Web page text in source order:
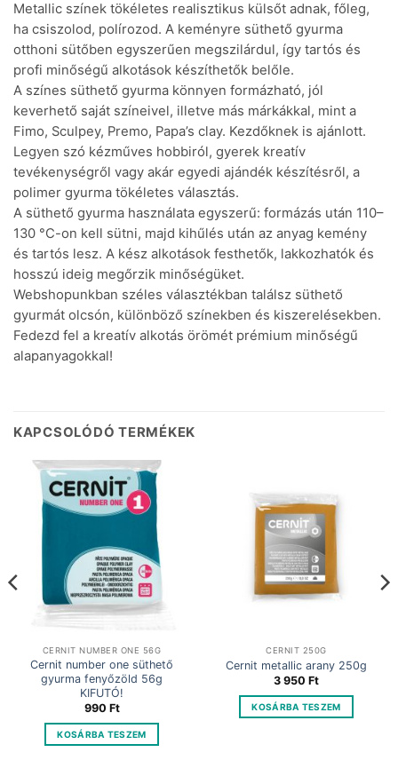
Metallic színek tökéletes realisztikus külsőt adnak, főleg,
ha csiszolod, polírozod. A keményre süthető gyurma
otthoni sütőben egyszerűen megszilárdul, így tartós és
profi minőségű alkotások készíthetők belőle.
A színes süthető gyurma könnyen formázható, jól
keverhető saját színeivel, illetve más márkákkal, mint a
Fimo, Sculpey, Premo, Papa’s clay. Kezdőknek is ajánlott.
Legyen szó kézműves hobbiról, gyerek kreatív
tevékenységről vagy akár egyedi ajándék készítésről, a
polimer gyurma tökéletes választás.
A süthető gyurma használata egyszerű: formázás után 110–
130 °C-on kell sütni, majd kihűlés után az anyag kemény
és tartós lesz. A kész alkotások festhetők, lakkozhatók és
hosszú ideig megőrzik minőségüket.
Webshopunkban széles választékban találsz süthető
gyurmát olcsón, különböző színekben és kiszerelésekben.
Fedezd fel a kreatív alkotás örömét prémium minőségű
alapanyagokkal!
KAPCSOLÓDÓ TERMÉKEK
CERNIT NUMBER ONE 56G
Cernit number one süthető
gyurma fenyőzöld 56g
KIFUTÓ!
990 Ft
KOSÁRBA TESZEM
CERNIT 250G
Cernit metallic arany 250g
3 950 Ft
KOSÁRBA TESZEM